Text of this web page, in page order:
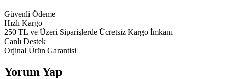
Güvenli Ödeme
Hızlı Kargo
250 TL ve Üzeri Siparişlerde Ücretsiz Kargo İmkanı
Canlı Destek
Orjinal Ürün Garantisi
Yorum Yap